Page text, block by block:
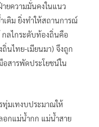
ยความมั่นคงในแนว
ติม ยิ่งทำให้สถานการณ์
กลไกระดับท้องถิ่นคือ
นไทย-เมียนมา) จึงถูก
สารพัดประโยชน์ใน
มเทงบประมาณให้
กแม่น้ำกก แม่น้ำสาย